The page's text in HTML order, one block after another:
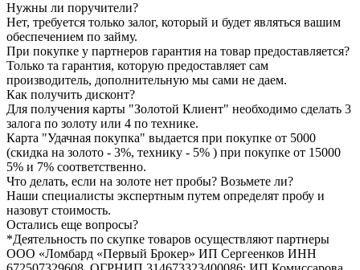
Нужны ли поручители?
Нет, требуется только залог, который и будет являться вашим
обеспечением по займу.
При покупке у партнеров гарантия на товар предоставляется?
Только та гарантия, которую предоставляет сам
производитель, дополнительную мы сами не даем.
Как получить дисконт?
Для получения карты "Золотой Клиент" необходимо сделать 3
залога по золоту или 4 по технике.
Карта "Удачная покупка" выдается при покупке от 5000
(скидка на золото - 3%, технику - 5% ) при покупке от 15000
5% и 7% соответственно.
Что делать, если на золоте нет пробы? Возьмете ли?
Наши специалисты экспертным путем определят пробу и
назовут стоимость.
Остались еще вопросы?
*Деятельность по скупке товаров осуществляют партнеры
ООО «Ломбард «Первый Брокер» ИП Сергеенков ИНН